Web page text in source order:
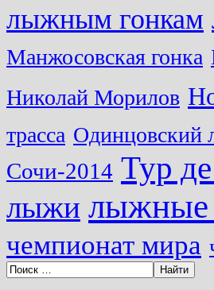
лыжным гонкам
Манжосовская гонка
Николай Морилов
трасса Одинцовский
Сочи-2014 Тур
лыжи лыжные
чемпионат мира